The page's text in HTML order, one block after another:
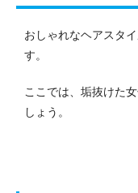
おしゃれなヘアスタ
す。
ここでは、垢抜けた
しょう。